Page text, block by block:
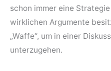
schon immer eine
wirklichen Argumente
„Waffe“, um in einer
unterzugehen.